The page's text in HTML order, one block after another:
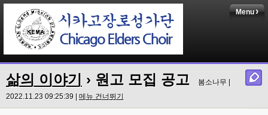
Menu
삶의 이야기 › 원고 모집 공고
봄소나무 |
2022.11.23 09:25:39 | 메뉴 건너뛰기